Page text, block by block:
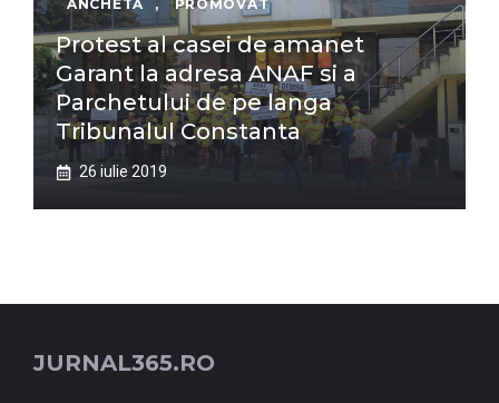
ANCHETĂ , PROMOVAT
Protest al casei de amanet
Garant la adresa ANAF si a
Parchetului de pe langa
Tribunalul Constanta
26 iulie 2019
JURNAL365.RO